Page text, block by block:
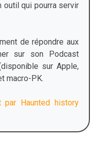
outil qui pourra servir
de répondre aux
sur son Podcast
sur Apple,
macro-PK.
par Haunted history